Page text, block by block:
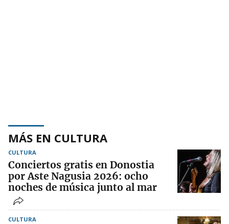
MÁS EN CULTURA
CULTURA
Conciertos gratis en Donostia
por Aste Nagusia 2026: ocho
noches de música junto al mar
CULTURA